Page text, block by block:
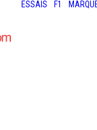
ESSAIS F1